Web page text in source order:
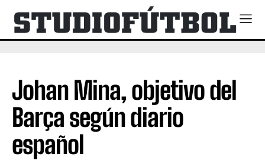
Johan Mina, objetivo del
Barça según diario
español